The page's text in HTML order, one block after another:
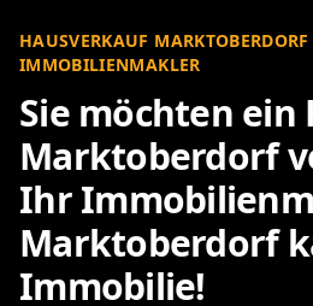
HAUSVERKAUF
IMMOBILIENMAKLER
Sie möchten ein
Marktoberdorf
Ihr
Marktoberdorf
Immobilie!